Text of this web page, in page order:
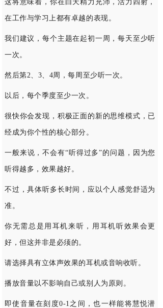
这将意味着，你在白天精力充沛，活力四射，
在工作与学习上都有卓越的表现。
我们建议，每个主题在起初一周，每天至少听
一次。
然后第2、3、4周，每周至少听一次。
以后，每个季度至少一次。
很快你会发现，积极正面的新的思维模式，已
经成为你个性的核心部分。
一般来说，不会有“听得过多”的问题，因为您
听得越多，效果越好。
不过，具体听多长时间，应以个人感觉舒适为
准。
你无需总是用耳机来听，用耳机听效果会更
好，但这并非是必须的。
请选择具有立体声效果的耳机或音响收听。
播放音量以不影响自己或别人为原则。
即使音量在刻度0-1之间，也一样能将慧悦潜